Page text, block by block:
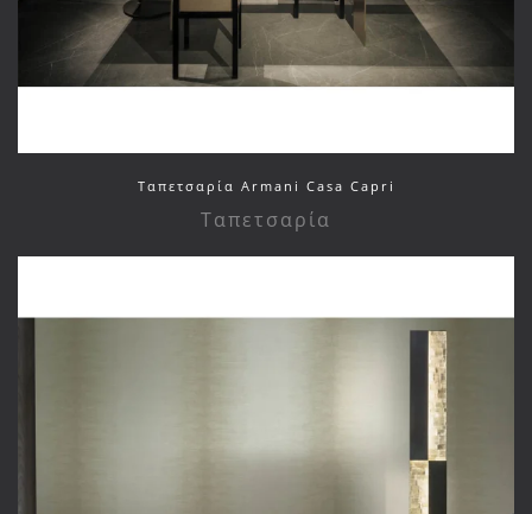
Ταπετσαρία Armani Casa Capri
Ταπετσαρία